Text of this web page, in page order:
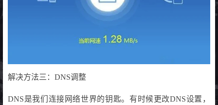
解决方法三：DNS调整
DNS是我们连接网络世界的钥匙。有时候更改DNS设置，